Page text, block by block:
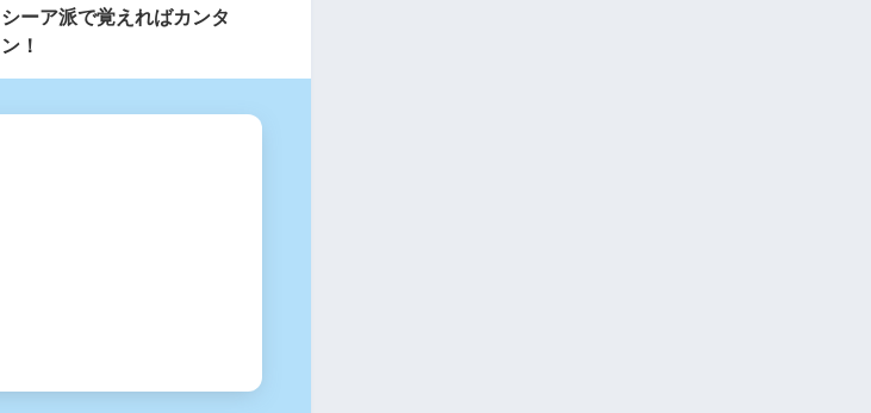
シーア派で覚えればカンタ
ン！